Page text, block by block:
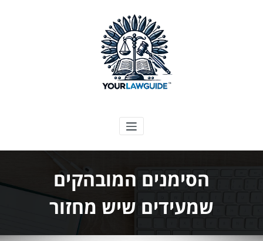
המדריך המשפטי שלך
הסימנים המובהקים
שמעידים שיש מחזור